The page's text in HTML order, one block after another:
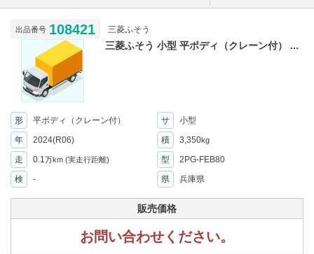
出品番号 108421 三菱ふそう
三菱ふそう 小型 平ボディ（クレーン付） ...
形 平ボディ（クレーン付） サ
小型
年
2024(R06) 積 3,350kg
走 0.1万km (実走行距離) 型
2PG-FEB80
検
- 県 兵庫県
販売価格
お問い合わせください。